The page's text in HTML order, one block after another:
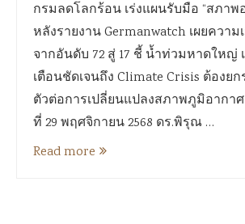
กรมลดโลกร้อน เร่งแผนรับมือ “สภาพ
หลังรายงาน Germanwatch เผยความ
จากอันดับ 72 สู่ 17 ชี้ น้ำท่วมหาดให
เตือนชัดเจนถึง Climate Crisis ต้องย
ตัวต่อการเปลี่ยนแปลงสภาพภูมิอากา
ที่ 29 พฤศจิกายน 2568 ดร.พิรุณ …
Read more